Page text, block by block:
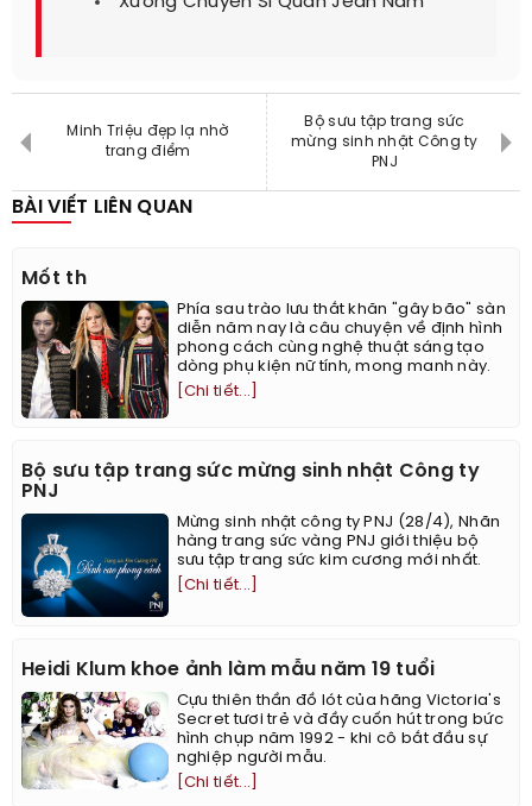
Minh Triệu đẹp lạ nhờ
trang điểm
Bộ sưu tập trang sức
mừng sinh nhật Công ty
PNJ
BÀI VIẾT LIÊN QUAN
Mốt th
Phía sau trào lưu thắt khăn "gây bão" sàn
diễn năm nay là câu chuyện về định hình
phong cách cùng nghệ thuật sáng tạo
dòng phụ kiện nữ tính, mong manh này.
[Chi tiết...]
Bộ sưu tập trang sức mừng sinh nhật Công ty
PNJ
Mừng sinh nhật công ty PNJ (28/4), Nhãn
hàng trang sức vàng PNJ giới thiệu bộ
sưu tập trang sức kim cương mới nhất.
[Chi tiết...]
Heidi Klum khoe ảnh làm mẫu năm 19 tuổi
Cựu thiên thần đồ lót của hãng Victoria's
Secret tươi trẻ và đầy cuốn hút trong bức
hình chụp năm 1992 - khi cô bắt đầu sự
nghiệp người mẫu.
[Chi tiết...]